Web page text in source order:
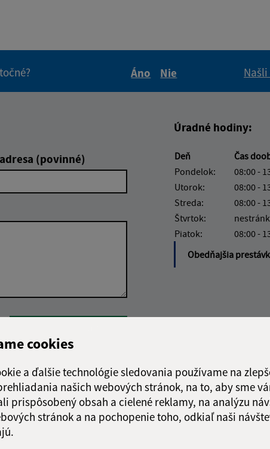
cookies
a ďalšie technológie sledovania používame na
našich webových stránok, na to, aby sme
prispôsobený obsah a cielené reklamy, na analýzu
stránok a na pochopenie toho, odkiaľ naši
Áno
Nie
(povinné)
Úradné hodiny:
Deň Čas
Pondelok:
08:00 -
Utorok:
08:00 -
Streda:
08:00 -
Štvrtok:
Piatok:
08:00 -
Obedňajšia